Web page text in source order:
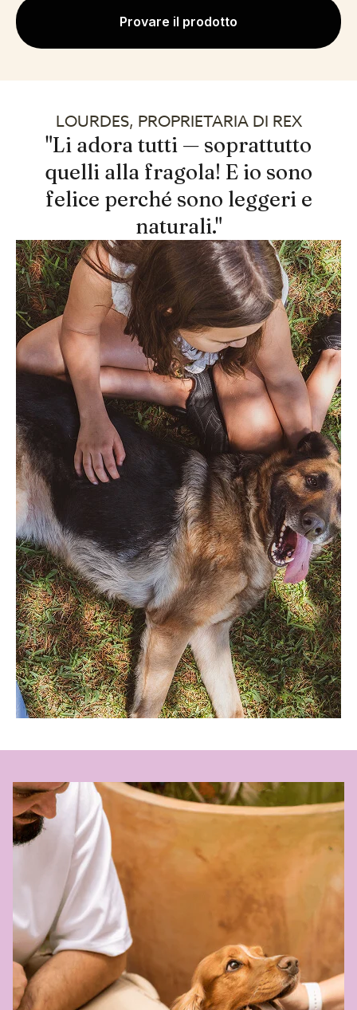
Provare il prodotto
LOURDES, PROPRIETARIA DI REX
"Li adora tutti — soprattutto
quelli alla fragola! E io sono
felice perché sono leggeri e
naturali."